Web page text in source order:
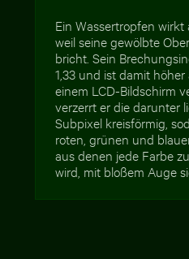
Ein Wassertropfen wirkt
weil seine gewölbte
bricht. Sein
1,33 und ist damit
einem LCD-Bildschirm
verzerrt er die darunter
Subpixel kreisförmig,
roten, grünen und
aus denen jede Farbe
wird, mit bloßem Auge